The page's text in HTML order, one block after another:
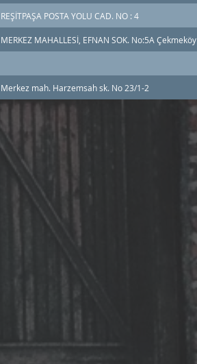
REŞİTPAŞA POSTA YOLU CAD. NO : 4
MERKEZ MAHALLESİ, EFNAN SOK. No:5A Çekmeköy
Merkez mah. Harzemsah sk. No 23/1-2